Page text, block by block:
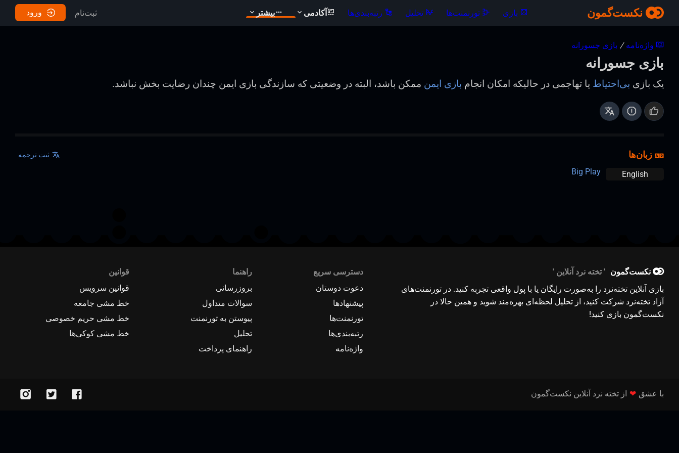
نکست‌گمون بازی تورنمنت‌ها تحلیل رتبه‌بندی‌ها آکادمی بیشتر ثبت‌نام ورود
واژه‌نامه / بازی جسورانه
بازی جسورانه
یک بازی بی‌احتیاط یا تهاجمی در حالیکه امکان انجام بازی ایمن ممکن باشد، البته در وضعیتی که سازندگی بازی ایمن چندان رضایت بخش نباشد.
زبان‌ها ثبت ترجمه
English
Big Play
نکست‌گمون
تخته نرد آنلاین
بازی آنلاین تخته‌نرد را به‌صورت رایگان یا با پول واقعی تجربه کنید. در تورنمنت‌های
آزاد تخته‌نرد شرکت کنید، از تحلیل لحظه‌ای بهره‌مند شوید و همین حالا در
نکست‌گمون بازی کنید!
دسترسی سریع
دعوت دوستان
پیشنهادها
تورنمنت‌ها
رتبه‌بندی‌ها
واژه‌نامه
راهنما
بروزرسانی
سوالات متداول
پیوستن به تورنمنت
تحلیل
راهنمای پرداخت
قوانین
قوانین سرویس
خط مشی جامعه
خط مشی حریم خصوصی
خط مشی کوکی‌ها
با عشق ❤ از تخته نرد آنلاین نکست‌گمون